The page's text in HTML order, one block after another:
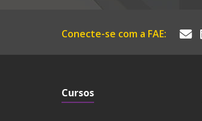
Conecte-se com a FAE:
Cursos